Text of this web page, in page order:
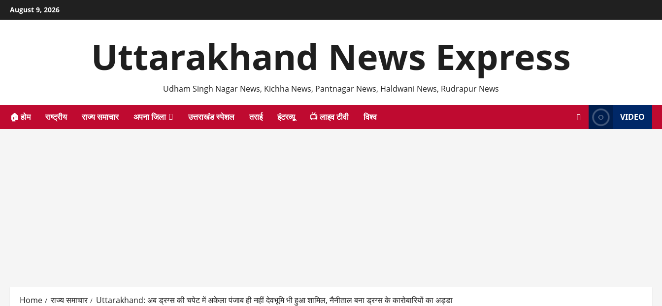
Skip
to
August 9, 2026
Uttarakhand News Express
Udham Singh Nagar News, Kichha News, Pantnagar News, Haldwani News, Rudrapur News
🏠 होम राष्ट्रीय राज्य समाचार अपना जिला उत्तराखंड स्पेशल तराई इंटरव्यू 📺 लाइव टीवी विश्व VIDEO
Home राज्य समाचार Uttarakhand: अब ड्रग्स की चपेट में अकेला पंजाब ही नहीं देवभूमि भी हुआ शामिल, नैनीताल बना ड्रग्स के कारोबारियों का अड्डा